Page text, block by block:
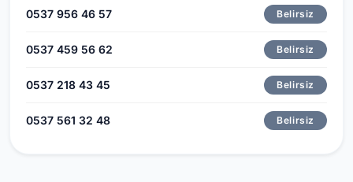
0537 956 46 57 Belirsiz
0537 459 56 62 Belirsiz
0537 218 43 45 Belirsiz
0537 561 32 48 Belirsiz